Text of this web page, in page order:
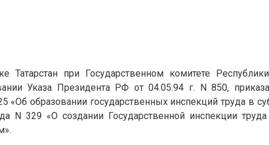
Татарстан при Государственном комитете
Указа Президента РФ от 04.05.94 г. N 850,
«Об образовании государственных инспекций труда в
N 329 «О создании Государственной инспекции